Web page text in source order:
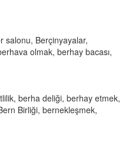
salonu, Berçinyayalar,
olmak, berhay bacası,
berha deliği, berhay etmek,
Birliği, bernekleşmek,